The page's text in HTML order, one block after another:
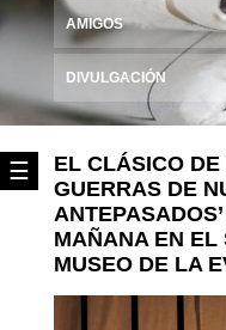
☰
AMIGOS
DIVULGACIÓN
EL CLÁSICO
GUERRAS DE
MAÑANA EN EL
MUSEO DE LA